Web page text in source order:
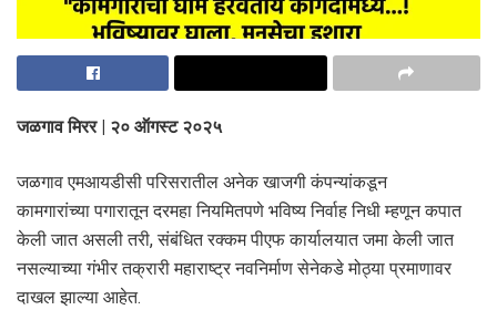
जळगाव मिरर | २० ऑगस्ट २०२५
जळगाव एमआयडीसी परिसरातील अनेक खाजगी कंपन्यांकडून
कामगारांच्या पगारातून दरमहा नियमितपणे भविष्य निर्वाह निधी म्हणून कपात
केली जात असली तरी, संबंधित रक्कम पीएफ कार्यालयात जमा केली जात
नसल्याच्या गंभीर तक्रारी महाराष्ट्र नवनिर्माण सेनेकडे मोठ्या प्रमाणावर
दाखल झाल्या आहेत.